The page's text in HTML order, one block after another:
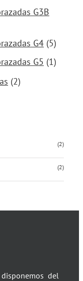
G3B
G4 (5)
G5 (1)
(2)
(2)
(2)
del